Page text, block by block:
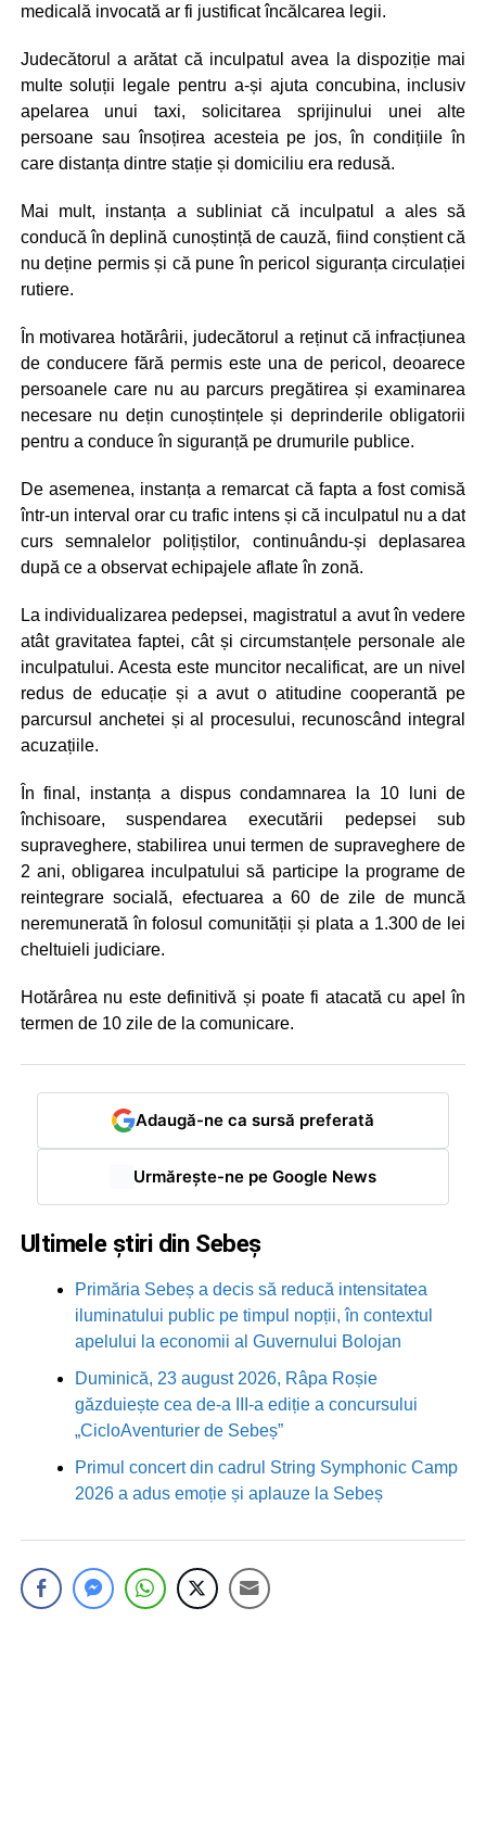
medicală invocată ar fi justificat încălcarea legii.
Judecătorul a arătat că inculpatul avea la dispoziție mai
multe soluții legale pentru a-și ajuta concubina, inclusiv
apelarea unui taxi, solicitarea sprijinului unei alte
persoane sau însoțirea acesteia pe jos, în condițiile în
care distanța dintre stație și domiciliu era redusă.
Mai mult, instanța a subliniat că inculpatul a ales să
conducă în deplină cunoștință de cauză, fiind conștient că
nu deține permis și că pune în pericol siguranța circulației
rutiere.
În motivarea hotărârii, judecătorul a reținut că infracțiunea
de conducere fără permis este una de pericol, deoarece
persoanele care nu au parcurs pregătirea și examinarea
necesare nu dețin cunoștințele și deprinderile obligatorii
pentru a conduce în siguranță pe drumurile publice.
De asemenea, instanța a remarcat că fapta a fost comisă
într-un interval orar cu trafic intens și că inculpatul nu a dat
curs semnalelor polițiștilor, continuându-și deplasarea
după ce a observat echipajele aflate în zonă.
La individualizarea pedepsei, magistratul a avut în vedere
atât gravitatea faptei, cât și circumstanțele personale ale
inculpatului. Acesta este muncitor necalificat, are un nivel
redus de educație și a avut o atitudine cooperantă pe
parcursul anchetei și al procesului, recunoscând integral
acuzațiile.
În final, instanța a dispus condamnarea la 10 luni de
închisoare, suspendarea executării pedepsei sub
supraveghere, stabilirea unui termen de supraveghere de
2 ani, obligarea inculpatului să participe la programe de
reintegrare socială, efectuarea a 60 de zile de muncă
neremunerată în folosul comunității și plata a 1.300 de lei
cheltuieli judiciare.
Hotărârea nu este definitivă și poate fi atacată cu apel în
termen de 10 zile de la comunicare.
Adaugă-ne ca sursă preferată
Urmărește-ne pe Google News
Ultimele știri din Sebeș
Primăria Sebeș a decis să reducă intensitatea
iluminatului public pe timpul nopții, în contextul
apelului la economii al Guvernului Bolojan
Duminică, 23 august 2026, Râpa Roșie
găzduiește cea de-a III-a ediție a concursului
„CicloAventurier de Sebeș”
Primul concert din cadrul String Symphonic Camp
2026 a adus emoție și aplauze la Sebeș